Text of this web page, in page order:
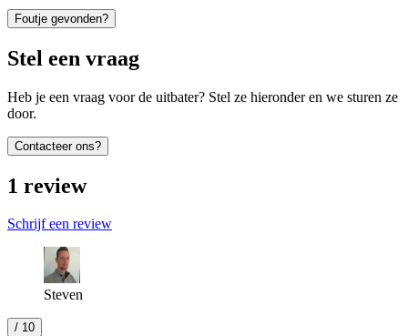
Foutje gevonden?
Stel een vraag
Heb je een vraag voor de uitbater? Stel ze hieronder en we sturen ze
door.
Contacteer ons?
1 review
Schrijf een review
Steven
/ 10